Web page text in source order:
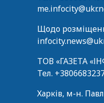
Щодо
ТОВ «ГАЗЕТА
Тел.
Харків, м-н.